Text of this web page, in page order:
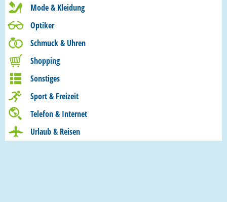
Mode & Kleidung
Optiker
Schmuck & Uhren
Shopping
Sonstiges
Sport & Freizeit
Telefon & Internet
Urlaub & Reisen